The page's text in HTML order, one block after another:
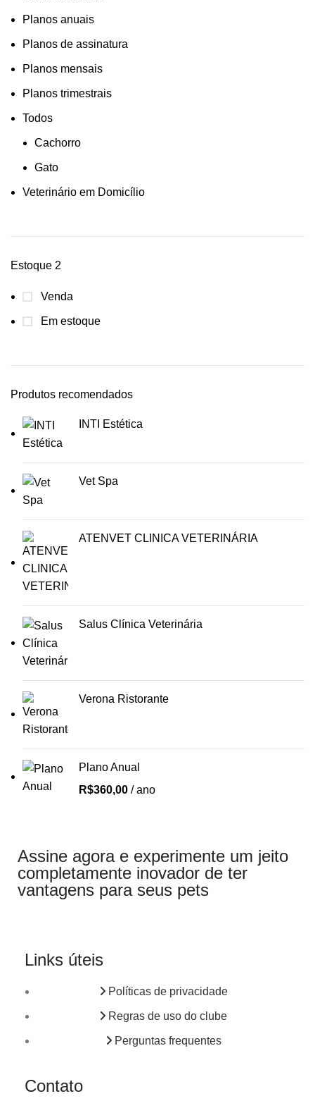
Planos anuais
Planos de assinatura
Planos mensais
Planos trimestrais
Todos
Cachorro
Gato
Veterinário em Domicílio
Estoque 2
Venda
Em estoque
Produtos recomendados
INTI Estética
Vet Spa
ATENVET CLINICA VETERINÁRIA
Salus Clínica Veterinária
Verona Ristorante
Plano Anual
R$360,00 / ano
Assine agora e experimente um jeito
completamente inovador de ter
vantagens para seus pets
Links úteis
Políticas de privacidade
Regras de uso do clube
Perguntas frequentes
Contato